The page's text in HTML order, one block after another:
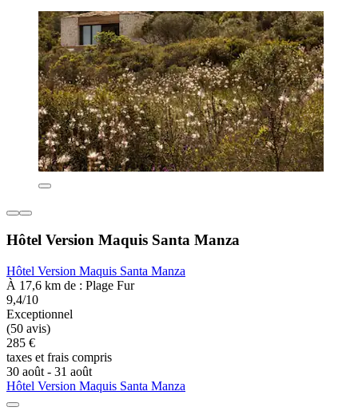
Hôtel Version Maquis Santa Manza
Hôtel Version Maquis Santa Manza
À 17,6 km de : Plage Fur
9,4/10
Exceptionnel
(50 avis)
285 €
taxes et frais compris
30 août - 31 août
Hôtel Version Maquis Santa Manza